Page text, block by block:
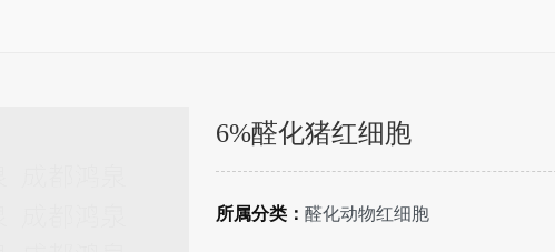
6%醛化猪红细胞
所属分类： 醛化动物红细胞